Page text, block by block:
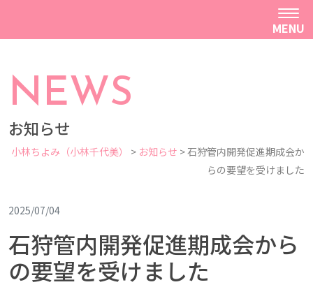
MENU
NEWS
お知らせ
小林ちよみ（小林千代美） > お知らせ >石狩管内開発促進期成会か
らの要望を受けました
2025/07/04
石狩管内開発促進期成会から
の要望を受けました